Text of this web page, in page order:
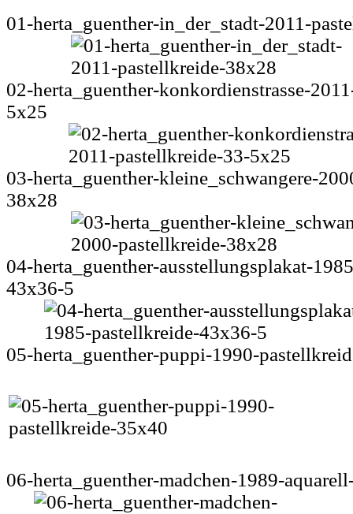
01-herta_guenther-in_der_stadt-2011-
02-herta_guenther-konkordienstrasse-
5x25
03-herta_guenther-kleine_schwangere-
38x28
04-herta_guenther-ausstellungsplakat-
43x36-5
05-herta_guenther-puppi-1990-
06-herta_guenther-madchen-1989-